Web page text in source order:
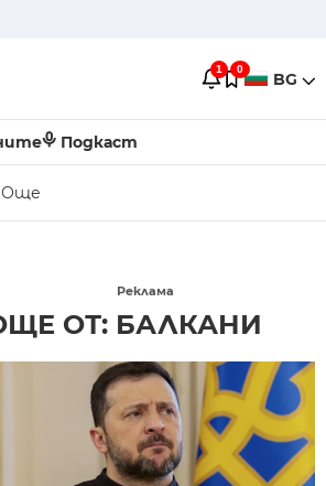
1 0 BG
Подкаст
Още
Реклама
ОТ: БАЛКАНИ